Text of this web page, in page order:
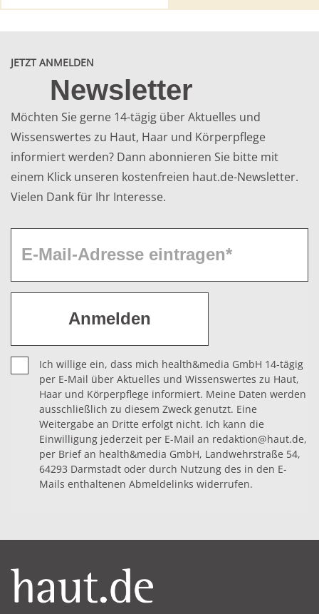
JETZT ANMELDEN
Newsletter
Möchten Sie gerne 14-tägig über Aktuelles und
Wissenswertes zu Haut, Haar und Körperpflege
informiert werden? Dann abonnieren Sie bitte mit
einem Klick unseren kostenfreien haut.de-Newsletter.
Vielen Dank für Ihr Interesse.
Ich willige ein, dass mich health&media GmbH 14-tägig
per E-Mail über Aktuelles und Wissenswertes zu Haut,
Haar und Körperpflege informiert. Meine Daten werden
ausschließlich zu diesem Zweck genutzt. Eine
Weitergabe an Dritte erfolgt nicht. Ich kann die
Einwilligung jederzeit per E-Mail an redaktion@haut.de,
per Brief an health&media GmbH, Landwehrstraße 54,
64293 Darmstadt oder durch Nutzung des in den E-
Mails enthaltenen Abmeldelinks widerrufen.